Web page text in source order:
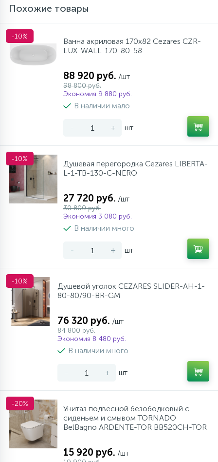
Похожие товары
-10%
Ванна акриловая 170х82 Cezares CZR-
LUX-WALL-170-80-58
88 920 руб. /шт
98 800 руб.
Экономия 9 880 руб.
В наличии мало
- + шт
-10%
Душевая перегородка Cezares LIBERTA-
L-1-TB-130-C-NERO
27 720 руб. /шт
30 800 руб.
Экономия 3 080 руб.
В наличии много
- + шт
-10%
Душевой уголок CEZARES SLIDER-AH-1-
80-80/90-BR-GM
76 320 руб. /шт
84 800 руб.
Экономия 8 480 руб.
В наличии много
- + шт
-20%
Унитаз подвесной безободковый с
сиденьем и смывом TORNADO
BelBagno ARDENTE-TOR BB520CH-TOR
15 920 руб. /шт